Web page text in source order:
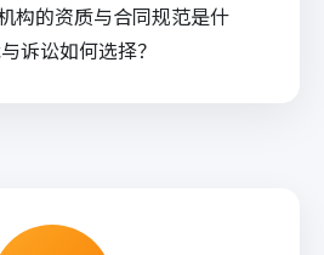
构的资质与合同规范是什
诉讼如何选择？